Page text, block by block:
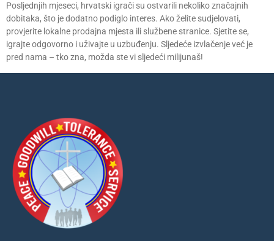
Posljednjih mjeseci, hrvatski igrači su ostvarili nekoliko značajnih
dobitaka, što je dodatno podiglo interes. Ako želite sudjelovati,
provjerite lokalne prodajna mjesta ili službene stranice. Sjetite se,
igrajte odgovorno i uživajte u uzbuđenju. Sljedeće izvlačenje već je
pred nama – tko zna, možda ste vi sljedeći milijunaš!